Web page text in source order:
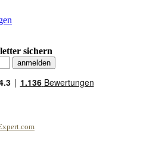
sichern